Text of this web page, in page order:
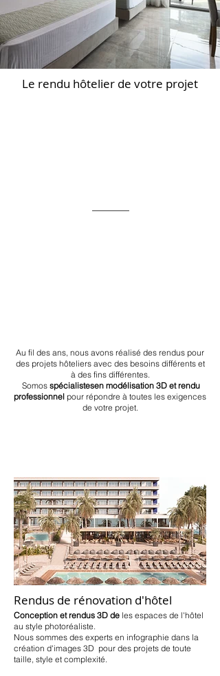
Le rendu hôtelier de votre projet
Au fil des ans, nous avons réalisé des rendus pour
des projets hôteliers avec des besoins différents et
à des fins différentes.
Somos spécialistesen modélisation 3D et rendu
professionnel pour répondre à toutes les exigences
de votre projet.
Rendus de rénovation d'hôtel
Conception et rendus 3D de les espaces de l'hôtel
au style photoréaliste.
Nous sommes des experts en infographie dans la
création d'images 3D pour des projets de toute
taille, style et complexité.